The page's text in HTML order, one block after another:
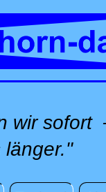
wir
länger."